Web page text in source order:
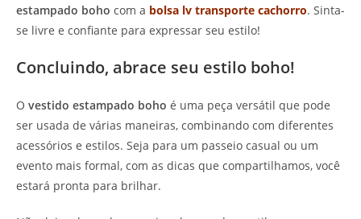
estampado boho com a bolsa lv transporte cachorro. Sinta-
se livre e confiante para expressar seu estilo!
Concluindo, abrace seu estilo boho!
O vestido estampado boho é uma peça versátil que pode
ser usada de várias maneiras, combinando com diferentes
acessórios e estilos. Seja para um passeio casual ou um
evento mais formal, com as dicas que compartilhamos, você
estará pronta para brilhar.